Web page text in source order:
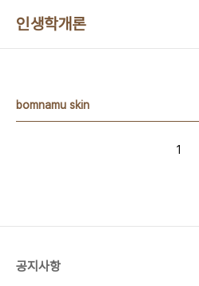
인생학개론
bomnamu skin
1
공지사항